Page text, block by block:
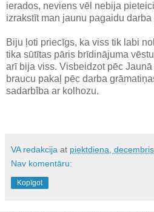
ierados, neviens vēl nebija
izrakstīt man jaunu pagaidu darba
Biju ļoti priecīgs, ka viss tik labi
tika sūtītas pāris brīdinājuma
arī bija viss. Visbeidzot pēc
braucu pakaļ pēc darba
sadarbība ar kolhozu.
VA redakcija at piektdiena,
Nav komentāru:
Kopīgot